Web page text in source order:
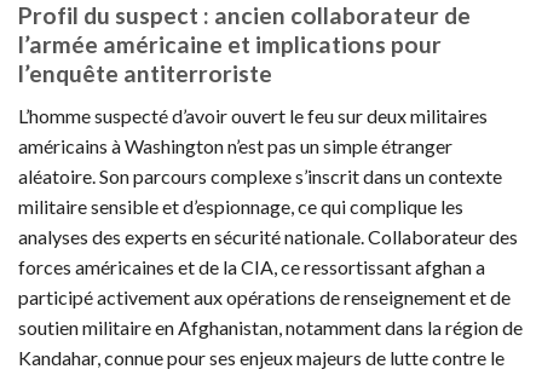
Profil du suspect : ancien collaborateur de
l’armée américaine et implications pour
l’enquête antiterroriste
L’homme suspecté d’avoir ouvert le feu sur deux militaires
américains à Washington n’est pas un simple étranger
aléatoire. Son parcours complexe s’inscrit dans un contexte
militaire sensible et d’espionnage, ce qui complique les
analyses des experts en sécurité nationale. Collaborateur des
forces américaines et de la CIA, ce ressortissant afghan a
participé activement aux opérations de renseignement et de
soutien militaire en Afghanistan, notamment dans la région de
Kandahar, connue pour ses enjeux majeurs de lutte contre le